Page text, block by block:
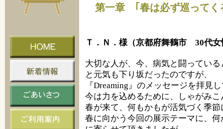
第一章 ｢春は必ず巡ってく
Ｔ．Ｎ．様（京都府舞鶴市 30代女
大切な人が、今、病気と闘ってい
と元気も下り坂だったのですが、
『Dreaming』のメッセージを拝見
今は力を込めるために、しゃがみ
春が来て、何もかもが活気づく季
春に向かう今回の展示テーマに、